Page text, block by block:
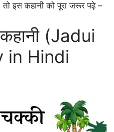
इस कहानी को पूरा जरूर पढ़े –
(Jadui
in Hindi